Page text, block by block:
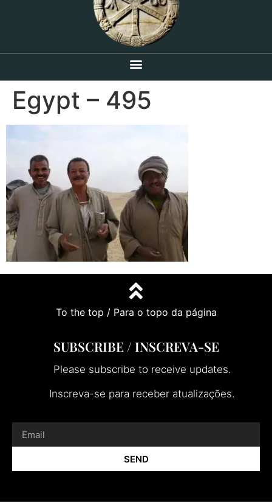
Egypt – 495
To the top / Para o topo da página
SUBSCRIBE / INSCREVA-SE
Please subscribe to receive updates.
Inscreva-se para receber atualizações.
SEND